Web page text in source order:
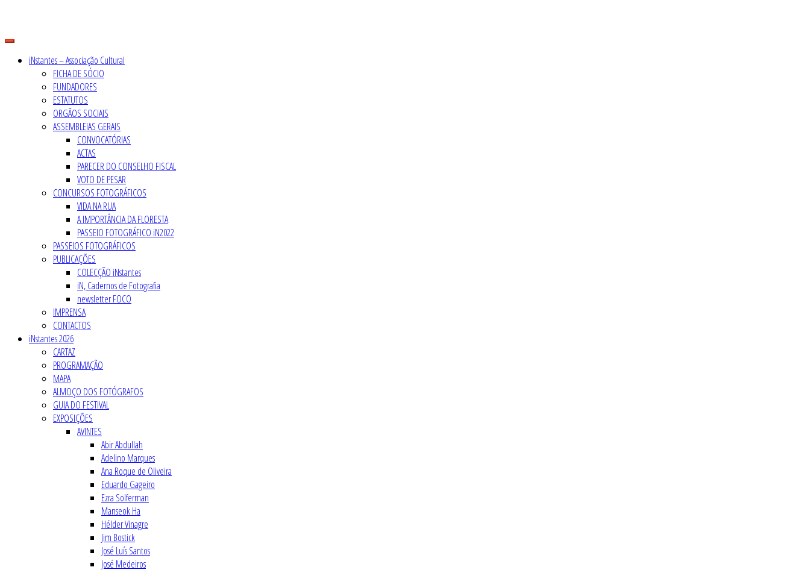
content
iNstantes – Associação Cultural
FICHA DE SÓCIO
FUNDADORES
ESTATUTOS
ORGÃOS SOCIAIS
ASSEMBLEIAS GERAIS
CONVOCATÓRIAS
ACTAS
PARECER DO CONSELHO FISCAL
VOTO DE PESAR
CONCURSOS FOTOGRÁFICOS
VIDA NA RUA
A IMPORTÂNCIA DA FLORESTA
PASSEIO FOTOGRÁFICO iN2022
PASSEIOS FOTOGRÁFICOS
PUBLICAÇÕES
COLECÇÃO iNstantes
iN, Cadernos de Fotografia
newsletter FOCO
IMPRENSA
CONTACTOS
iNstantes 2026
CARTAZ
PROGRAMAÇÃO
MAPA
ALMOÇO DOS FOTÓGRAFOS
GUIA DO FESTIVAL
EXPOSIÇÕES
AVINTES
Abir Abdullah
Adelino Marques
Ana Roque de Oliveira
Eduardo Gageiro
Ezra Solferman
Manseok Ha
Hélder Vinagre
Jim Bostick
José Luís Santos
José Medeiros